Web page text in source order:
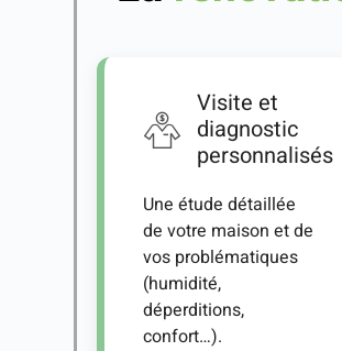
Visite et
diagnostic
personnalisés
Une étude détaillée
de votre maison et de
vos problématiques
(humidité,
déperditions,
confort…).